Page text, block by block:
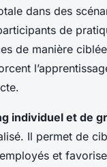
dans des
de
de manière
individuel et de
Il permet de
et